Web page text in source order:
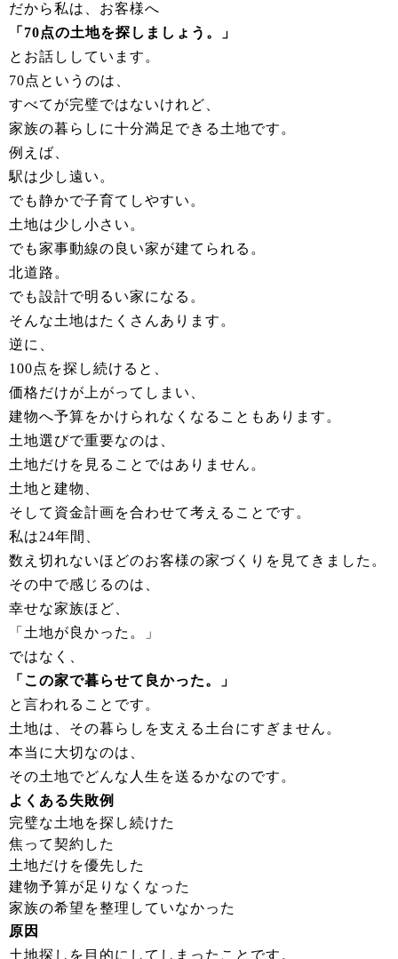
だから私は、お客様へ
「70点の土地を探しましょう。」
とお話ししています。
70点というのは、
すべてが完璧ではないけれど、
家族の暮らしに十分満足できる土地です。
例えば、
駅は少し遠い。
でも静かで子育てしやすい。
土地は少し小さい。
でも家事動線の良い家が建てられる。
北道路。
でも設計で明るい家になる。
そんな土地はたくさんあります。
逆に、
100点を探し続けると、
価格だけが上がってしまい、
建物へ予算をかけられなくなることもあります。
土地選びで重要なのは、
土地だけを見ることではありません。
土地と建物、
そして資金計画を合わせて考えることです。
私は24年間、
数え切れないほどのお客様の家づくりを見てきました。
その中で感じるのは、
幸せな家族ほど、
「土地が良かった。」
ではなく、
「この家で暮らせて良かった。」
と言われることです。
土地は、その暮らしを支える土台にすぎません。
本当に大切なのは、
その土地でどんな人生を送るかなのです。
よくある失敗例
完璧な土地を探し続けた
焦って契約した
土地だけを優先した
建物予算が足りなくなった
家族の希望を整理していなかった
原因
土地探しを目的にしてしまったことです。